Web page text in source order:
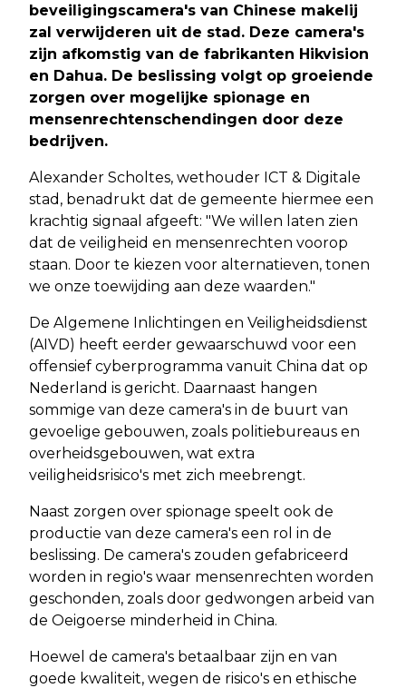
beveiligingscamera's van Chinese makelij
zal verwijderen uit de stad. Deze camera's
zijn afkomstig van de fabrikanten Hikvision
en Dahua. De beslissing volgt op groeiende
zorgen over mogelijke spionage en
mensenrechtenschendingen door deze
bedrijven.
Alexander Scholtes, wethouder ICT & Digitale
stad, benadrukt dat de gemeente hiermee een
krachtig signaal afgeeft: "We willen laten zien
dat de veiligheid en mensenrechten voorop
staan. Door te kiezen voor alternatieven, tonen
we onze toewijding aan deze waarden."
De Algemene Inlichtingen en Veiligheidsdienst
(AIVD) heeft eerder gewaarschuwd voor een
offensief cyberprogramma vanuit China dat op
Nederland is gericht. Daarnaast hangen
sommige van deze camera's in de buurt van
gevoelige gebouwen, zoals politiebureaus en
overheidsgebouwen, wat extra
veiligheidsrisico's met zich meebrengt.
Naast zorgen over spionage speelt ook de
productie van deze camera's een rol in de
beslissing. De camera's zouden gefabriceerd
worden in regio's waar mensenrechten worden
geschonden, zoals door gedwongen arbeid van
de Oeigoerse minderheid in China.
Hoewel de camera's betaalbaar zijn en van
goede kwaliteit, wegen de risico's en ethische